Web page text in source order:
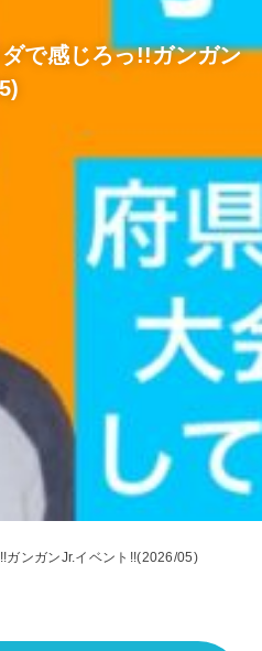
で感じろっ!!ガンガン
ガンガンJr.イベント!!(2026/05)